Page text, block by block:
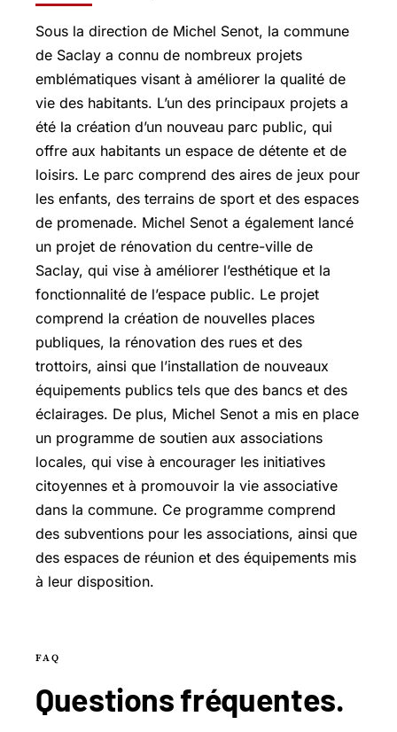
Sous la direction de Michel Senot, la commune
de Saclay a connu de nombreux projets
emblématiques visant à améliorer la qualité de
vie des habitants. L’un des principaux projets a
été la création d’un nouveau parc public, qui
offre aux habitants un espace de détente et de
loisirs. Le parc comprend des aires de jeux pour
les enfants, des terrains de sport et des espaces
de promenade. Michel Senot a également lancé
un projet de rénovation du centre-ville de
Saclay, qui vise à améliorer l’esthétique et la
fonctionnalité de l’espace public. Le projet
comprend la création de nouvelles places
publiques, la rénovation des rues et des
trottoirs, ainsi que l’installation de nouveaux
équipements publics tels que des bancs et des
éclairages. De plus, Michel Senot a mis en place
un programme de soutien aux associations
locales, qui vise à encourager les initiatives
citoyennes et à promouvoir la vie associative
dans la commune. Ce programme comprend
des subventions pour les associations, ainsi que
des espaces de réunion et des équipements mis
à leur disposition.
FAQ
Questionsfréquentes.